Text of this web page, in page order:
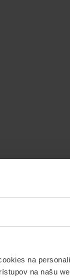
na
na našu